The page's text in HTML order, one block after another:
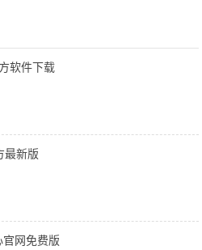
软件下载
最新版
网免费版